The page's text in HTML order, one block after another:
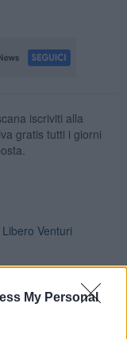
My Personal
iscriviti alla
gratis tutti i giorni
Venturi